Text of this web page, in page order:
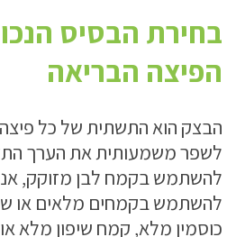
בחירת הבסיס
הפיצה הבריאה
הבצק הוא התשתית של כל פיצה,
לשפר משמעותית את הערך
להשתמש בקמח לבן מזוקק,
להשתמש בקמחים מלאים או
כוסמין מלא, קמח שיפון מלא